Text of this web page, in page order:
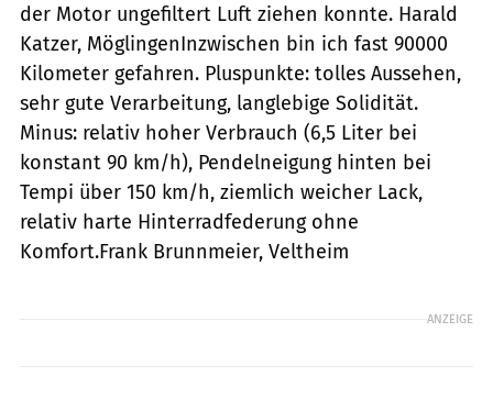
der Motor ungefiltert Luft ziehen konnte. Harald
Katzer, MöglingenInzwischen bin ich fast 90000
Kilometer gefahren. Pluspunkte: tolles Aussehen,
sehr gute Verarbeitung, langlebige Solidität.
Minus: relativ hoher Verbrauch (6,5 Liter bei
konstant 90 km/h), Pendelneigung hinten bei
Tempi über 150 km/h, ziemlich weicher Lack,
relativ harte Hinterradfederung ohne
Komfort.Frank Brunnmeier, Veltheim
ANZEIGE